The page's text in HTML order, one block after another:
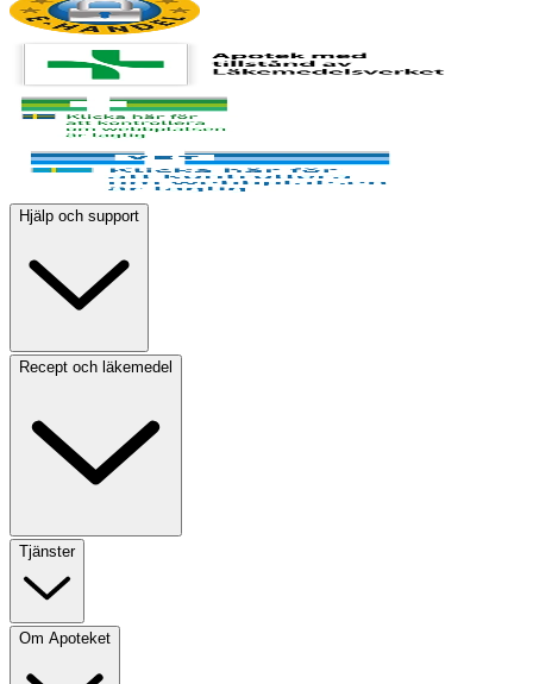
Hjälp och support
Recept och läkemedel
Tjänster
Om Apoteket